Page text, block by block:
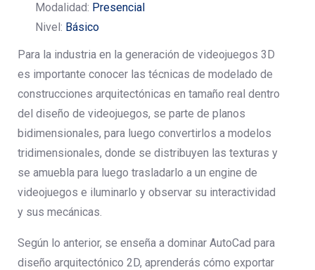
Modalidad: Presencial
Nivel: Básico
Para la industria en la generación de videojuegos 3D
es importante conocer las técnicas de modelado de
construcciones arquitectónicas en tamaño real dentro
del diseño de videojuegos, se parte de planos
bidimensionales, para luego convertirlos a modelos
tridimensionales, donde se distribuyen las texturas y
se amuebla para luego trasladarlo a un engine de
videojuegos e iluminarlo y observar su interactividad
y sus mecánicas.
Según lo anterior, se enseña a dominar AutoCad para
diseño arquitectónico 2D, aprenderás cómo exportar